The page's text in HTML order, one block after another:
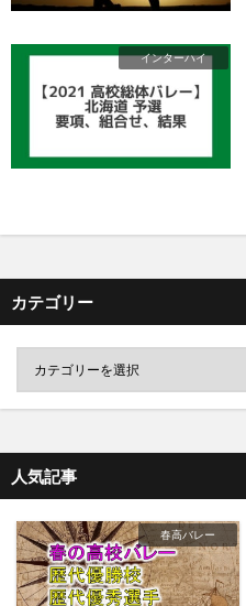
インターハイ
カテゴリー
人気記事
春高バレー